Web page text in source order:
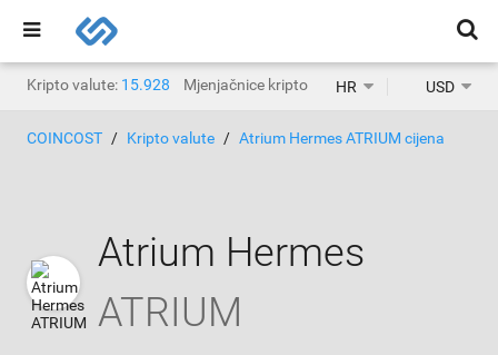
Kripto valute: 15.928 Mjenjačnice kripto valuta: 1.471
HR USD
COINCOST Kripto valute Atrium Hermes ATRIUM cijena
Atrium Hermes
ATRIUM